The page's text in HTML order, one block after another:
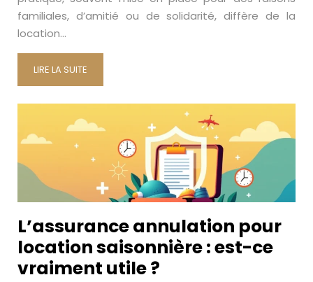
familiales, d’amitié ou de solidarité, diffère de la
location…
LIRE LA SUITE
L’assurance annulation pour
location saisonnière : est-ce
vraiment utile ?